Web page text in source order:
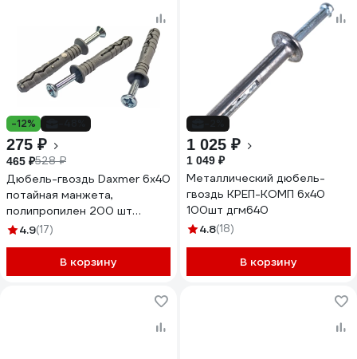
-12%
275 ₽
465 ₽528 ₽
Дюбель-гвоздь Daxmer 6х40
потайная манжета,
полипропилен 200 шт
00000333564
4.9(17)
В корзину
1 025 ₽
1 049 ₽
Металлический дюбель-
гвоздь КРЕП-КОМП 6х40
100шт дгм640
4.8(18)
В корзину